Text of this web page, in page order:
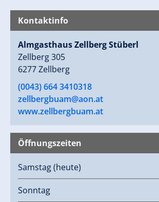
Kontaktinfo
Almgasthaus Zellberg Stüberl
Zellberg 305
6277 Zellberg
(0043) 664 3410318
zellbergbuam@aon.at
www.zellbergbuam.at
Öffnungszeiten
Samstag(heute)
Sonntag